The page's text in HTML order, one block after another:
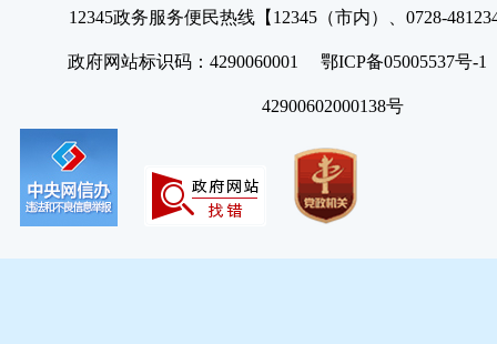
12345政务服务便民热线【12345（市内）、0728-
政府网站标识码：4290060001 鄂ICP备05005537号
42900602000138号